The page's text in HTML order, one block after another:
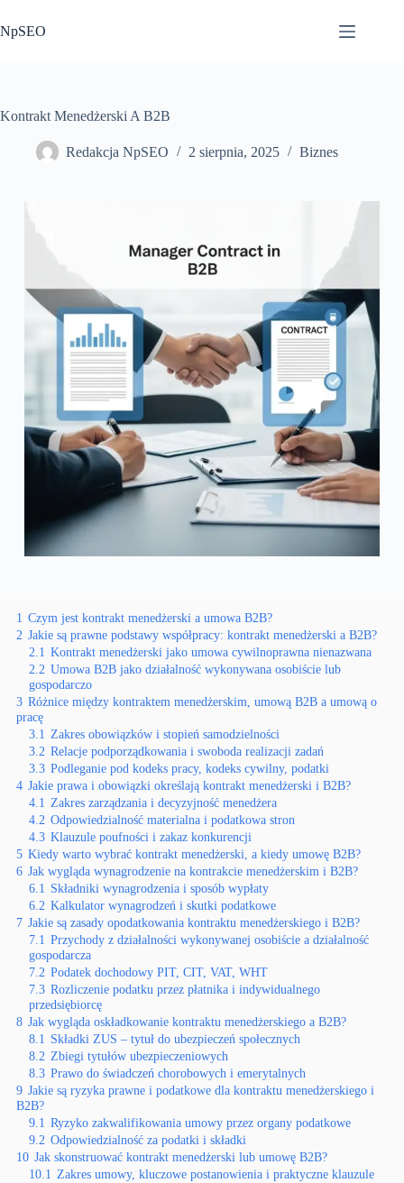
do
treści
NpSEO
Kontrakt Menedżerski A B2B
Redakcja NpSEO 2 sierpnia, 2025 Biznes
1 Czym jest kontrakt menedżerski a umowa B2B?
2 Jakie są prawne podstawy współpracy: kontrakt menedżerski a B2B?
2.1 Kontrakt menedżerski jako umowa cywilnoprawna nienazwana
2.2 Umowa B2B jako działalność wykonywana osobiście lub
gospodarczo
3 Różnice między kontraktem menedżerskim, umową B2B a umową o
pracę
3.1 Zakres obowiązków i stopień samodzielności
3.2 Relacje podporządkowania i swoboda realizacji zadań
3.3 Podleganie pod kodeks pracy, kodeks cywilny, podatki
4 Jakie prawa i obowiązki określają kontrakt menedżerski i B2B?
4.1 Zakres zarządzania i decyzyjność menedżera
4.2 Odpowiedzialność materialna i podatkowa stron
4.3 Klauzule poufności i zakaz konkurencji
5 Kiedy warto wybrać kontrakt menedżerski, a kiedy umowę B2B?
6 Jak wygląda wynagrodzenie na kontrakcie menedżerskim i B2B?
6.1 Składniki wynagrodzenia i sposób wypłaty
6.2 Kalkulator wynagrodzeń i skutki podatkowe
7 Jakie są zasady opodatkowania kontraktu menedżerskiego i B2B?
7.1 Przychody z działalności wykonywanej osobiście a działalność
gospodarcza
7.2 Podatek dochodowy PIT, CIT, VAT, WHT
7.3 Rozliczenie podatku przez płatnika i indywidualnego
przedsiębiorcę
8 Jak wygląda oskładkowanie kontraktu menedżerskiego a B2B?
8.1 Składki ZUS – tytuł do ubezpieczeń społecznych
8.2 Zbiegi tytułów ubezpieczeniowych
8.3 Prawo do świadczeń chorobowych i emerytalnych
9 Jakie są ryzyka prawne i podatkowe dla kontraktu menedżerskiego i
B2B?
9.1 Ryzyko zakwalifikowania umowy przez organy podatkowe
9.2 Odpowiedzialność za podatki i składki
10 Jak skonstruować kontrakt menedżerski lub umowę B2B?
10.1 Zakres umowy, kluczowe postanowienia i praktyczne klauzule